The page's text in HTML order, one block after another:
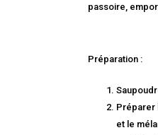
passoire,
Préparation :
Préparer
et le